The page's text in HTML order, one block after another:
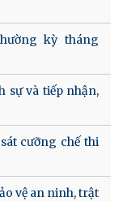
kỳ tháng
sự và tiếp nhận,
cưỡng chế thi
vệ an ninh, trật